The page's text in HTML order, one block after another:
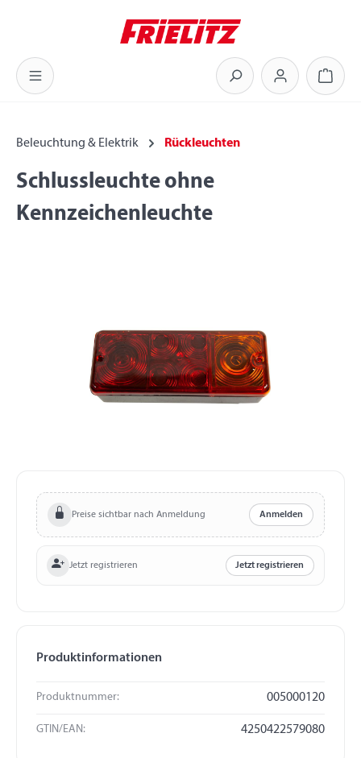
Zum Hauptinhalt springen
Beleuchtung & Elektrik Rückleuchten
Schlussleuchte ohne
Kennzeichenleuchte
Preise sichtbar nach Anmeldung Anmelden
Jetzt registrieren Jetzt registrieren
Produktinformationen
Produktnummer: 005000120
GTIN/EAN: 4250422579080